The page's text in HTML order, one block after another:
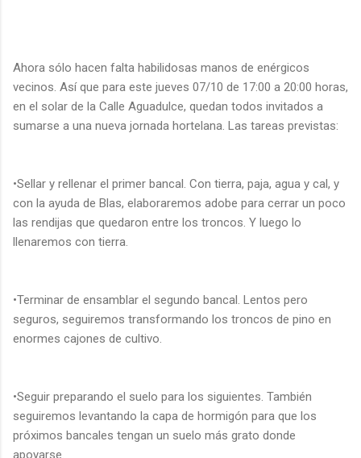
Ahora sólo hacen falta habilidosas manos de enérgicos
vecinos. Así que para este jueves 07/10 de 17:00 a 20:00 horas,
en el solar de la Calle Aguadulce, quedan todos invitados a
sumarse a una nueva jornada hortelana. Las tareas previstas:
•Sellar y rellenar el primer bancal. Con tierra, paja, agua y cal, y
con la ayuda de Blas, elaboraremos adobe para cerrar un poco
las rendijas que quedaron entre los troncos. Y luego lo
llenaremos con tierra.
•Terminar de ensamblar el segundo bancal. Lentos pero
seguros, seguiremos transformando los troncos de pino en
enormes cajones de cultivo.
•Seguir preparando el suelo para los siguientes. También
seguiremos levantando la capa de hormigón para que los
próximos bancales tengan un suelo más grato donde
apoyarse.